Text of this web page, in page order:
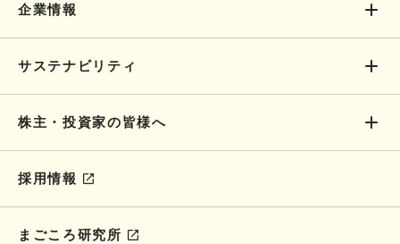
企業情報
サステナビリティ
株主・投資家の皆様へ
採用情報
まごころ研究所